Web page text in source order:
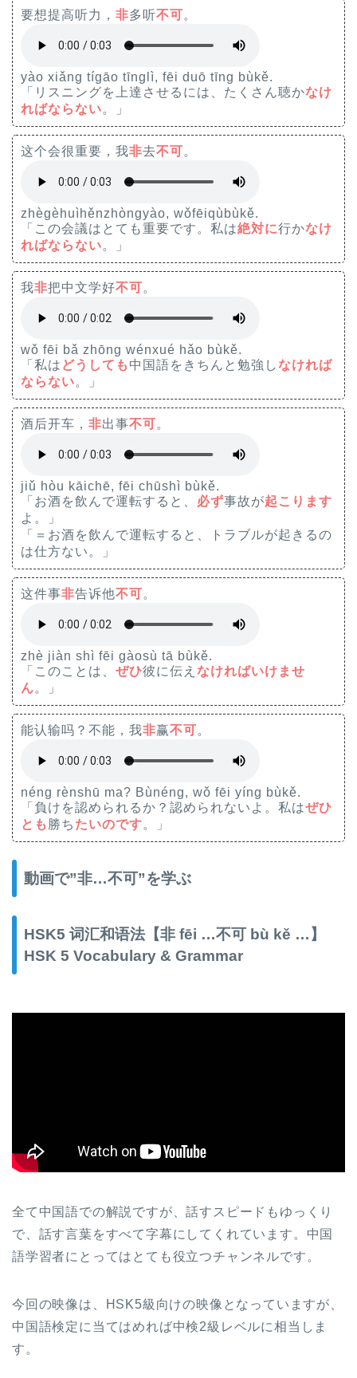
要想提高听力， 非多听不可。
yào xiǎng tígāo tīnglì, fēi duō tīng bùkě.
「リスニングを上達させるには、たくさん聴かなけ
ればならない。」
这​个​会​很​重​要​，我​非​去​不​可​。
zhè​gè​huì​hěn​zhòng​yào​, wǒ​fēi​qù​bù​kě​.
「この会議はとても重要です。私は絶対に行かなけ
ればならない。」
我非把中文学好不可。
wǒ fēi bǎ zhōng wénxué hǎo bùkě.
「私は どうしても 中国語をきちんと勉強しなければ
ならない。」
酒后开车， 非出事不可。
jiǔ hòu kāichē, fēi chūshì bùkě.
「お酒を飲んで運転すると、 必ず事故が起こります
よ。」
「＝お酒を飲んで運転すると、トラブルが起きるの
は仕方ない。」
这件事非告诉他不可。
zhè jiàn shì fēi gàosù tā bùkě.
「このことは、 ぜひ彼に伝え なければいけませ
ん。」
能认输吗？不能，我非赢不可。
néng rènshū ma? Bùnéng, wǒ fēi yíng bùkě.
「負けを認められるか？認められないよ。私はぜひ
とも 勝ち たいのです。」
動画で”非…不可”を学ぶ
HSK5 词汇和语法【非 fēi …不可 bù kě …】
HSK 5 Vocabulary & Grammar
全て中国語での解説ですが、話すスピードもゆっくり
で、話す言葉をすべて字幕にしてくれています。中国
語学習者にとってはとても役立つチャンネルです。
今回の映像は、HSK5級向けの映像となっていますが、
中国語検定に当てはめれば中検2級レベルに相当しま
す。